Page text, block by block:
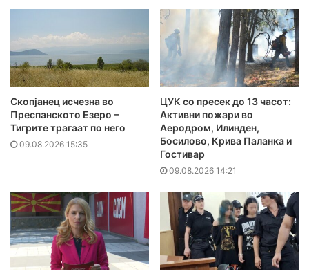
Скопјанец исчезна во
Преспанското Езеро –
Тигрите трагаат по него
09.08.2026 15:35
ЦУК со пресек до 13 часот:
Активни пожари во
Аеродром, Илинден,
Босилово, Крива Паланка и
Гостивар
09.08.2026 14:21